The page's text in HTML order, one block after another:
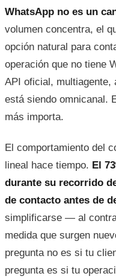
WhatsApp no es un
volumen concentra, el
opción natural para
operación que no tiene
API oficial,
está siendo omnicanal.
más importa.
El comportamiento del
lineal hace tiempo. El
durante su recorrido
de contacto antes de
simplificarse — al
medida que surgen
pregunta no es si tu
pregunta es si tu